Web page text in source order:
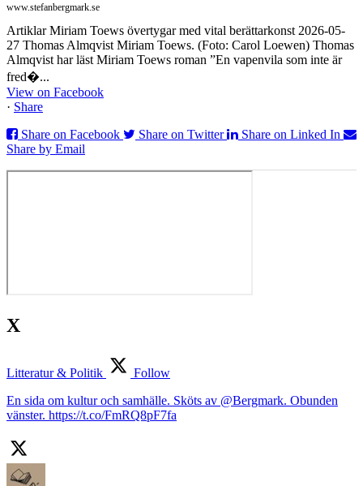
www.stefanbergmark.se
Artiklar Miriam Toews övertygar med vital berättarkonst 2026-05-
27 Thomas Almqvist Miriam Toews. (Foto: Carol Loewen) Thomas
Almqvist har läst Miriam Toews roman ”En vapenvila som inte är
fred�...
View on Facebook
· Share
Share on Facebook
Share on Twitter
Share on Linked In
Share by Email
X
Litteratur & Politik
Follow
En sida om kultur och samhälle. Sköts av @Bergmark. Obunden
vänster. https://t.co/FmRQ8pF7fa